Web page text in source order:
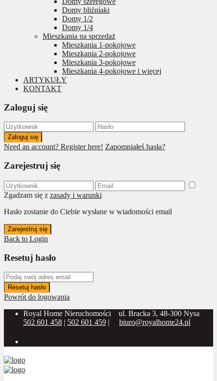
Domy bliźniaki
Domy 1/2
Domy 1/4
Mieszkania na sprzedaż
Mieszkania 1-pokojowe
Mieszkania 2-pokojowe
Mieszkania 3-pokojowe
Mieszkania 4-pokojowe i więcej
ARTYKUŁY
KONTAKT
Zaloguj się
Zaloguj się
Need an account? Register here! Zapomniałeś hasła?
Zarejestruj się
Zgadzam się z zasady i warunki
Hasło zostanie do Ciebie wysłane w wiadomości email
Zarejestruj się
Back to Login
Resetuj hasło
Resetuj hasło
Powrót do logowania
Royal Home Nieruchomości
ul. Bracka 3, 48-300 Nysa
502 601 458 | 502 601 459 | biuro@royalhome24.pl